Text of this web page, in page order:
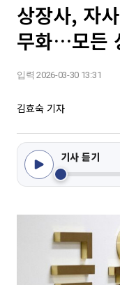
상장사, 자
무화…모든
입력 2026-03-30 13:31
김효숙 기자
기사 듣기